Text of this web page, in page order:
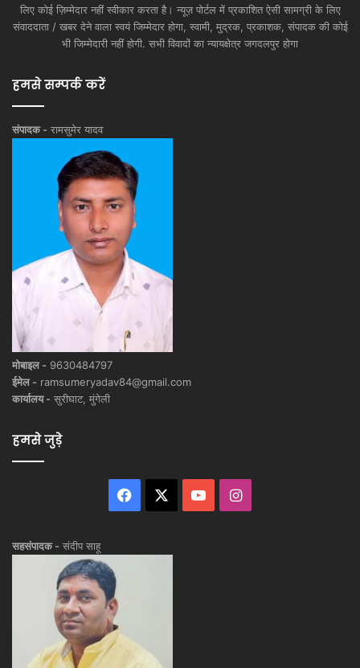
लिए कोई ज़िम्मेदार नहीं स्वीकार करता है। न्यूज़ पोर्टल में प्रकाशित ऐसी सामग्री के लिए
संवाददाता / खबर देने वाला स्वयं जिम्मेदार होगा, स्वामी, मुद्रक, प्रकाशक, संपादक की कोई
भी जिम्मेदारी नहीं होगी. सभी विवादों का न्यायक्षेत्र जगदलपुर होगा
हमसे सम्पर्क करें
संपादक - रामसुमेर यादव
मोबाइल - 9630484797
ईमेल - ramsumeryadav84@gmail.com
कार्यालय - सुरीघाट, मुंगेली
हमसे जुड़े
Facebook YouTubeInstagram
सहसंपादक - संदीप साहू